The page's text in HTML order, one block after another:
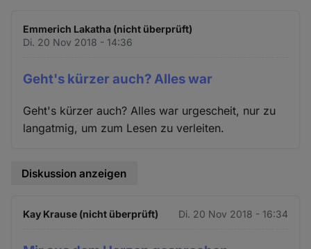
Emmerich Lakatha (nicht überprüft)
Di. 20 Nov 2018 - 14:36
Geht's kürzer auch? Alles war
Geht's kürzer auch? Alles war urgescheit, nur zu
langatmig, um zum Lesen zu verleiten.
Diskussion anzeigen
Kay Krause (nicht überprüft) Di. 20 Nov 2018 - 16:34